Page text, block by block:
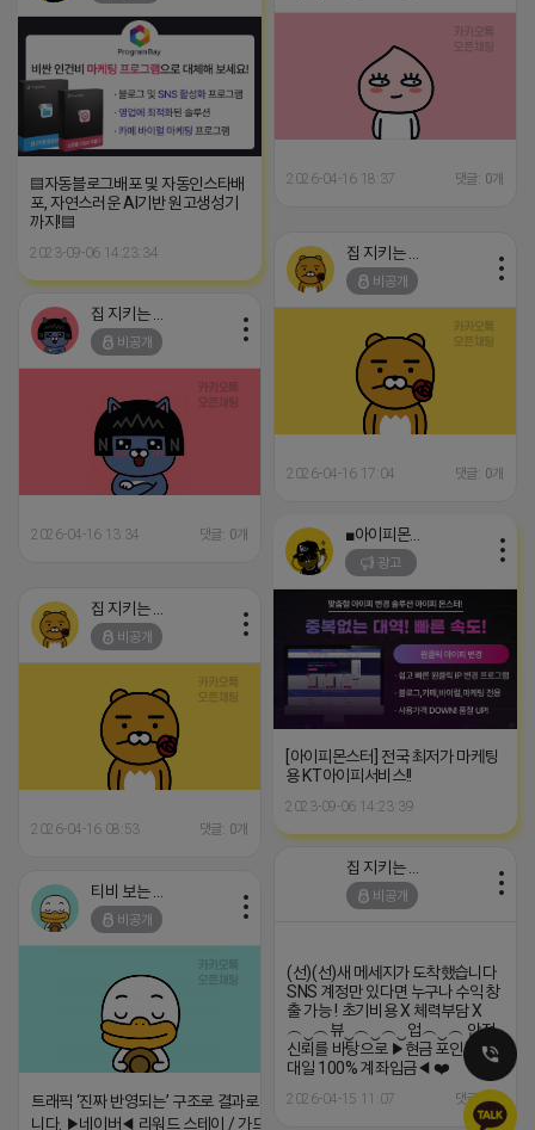
2026-04-16 18:37 댓글: 0개
▤자동블로그배포 및 자동인스타배
포, 자연스러운 AI기반 원고생성기
까지!▤
2023-09-06 14:23:34
비공개
2026-04-16 17:04 댓글: 0개
비공개
2026-04-16 13:34 댓글: 0개 ■아이피몬스터■
광고
[아이피몬스터] 전국 최저가 마케팅
용 KT아이피서비스!!
2023-09-06 14:23:39
비공개
2026-04-16 08:53 댓글: 0개
비공개
(선)(선)새 메세지가 도착했습니다
SNS 계정만 있다면 누구나 수익 창
출 가능 ! 초기비용 X 체력부담 X
︵‿︵뷰‿︵‿︵‿업︵‿︵ 안정
신뢰를 바탕으로 ▶현금 포인트 일
대일 100% 계좌입금◀ ❤️‍
2026-04-15 11:07 댓글: 0개
비공개
트래픽 ‘진짜 반영되는’ 구조로 결과로 보여드립
니다. ▶네이버◀ 리워드 스테이 / 가드 / 자몽 등